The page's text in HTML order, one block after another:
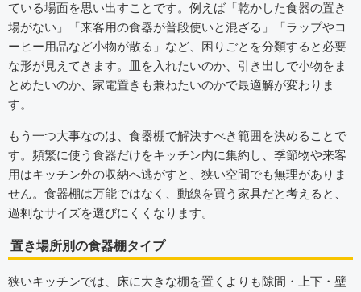
ている場面を思い出すことです。例えば「乾かした食器の置き
場がない」「来客用の食器が普段使いと混ざる」「ラップやコ
ーヒー用品など小物が散る」など、困りごとを分類すると必要
な形が見えてきます。皿を入れたいのか、引き出しで小物をま
とめたいのか、家電置きも兼ねたいのかで最適解が変わりま
す。
もう一つ大事なのは、食器棚で解決すべき範囲を決めることで
す。頻繁に使う食器だけをキッチン内に集約し、季節物や来客
用はキッチン外の収納へ逃がすと、狭い空間でも無理がありま
せん。食器棚は万能ではなく、動線を買う家具だと考えると、
過剰なサイズを選びにくくなります。
置き場所別の食器棚タイプ
狭いキッチンでは、床に大きな棚を置くよりも隙間・上下・壁